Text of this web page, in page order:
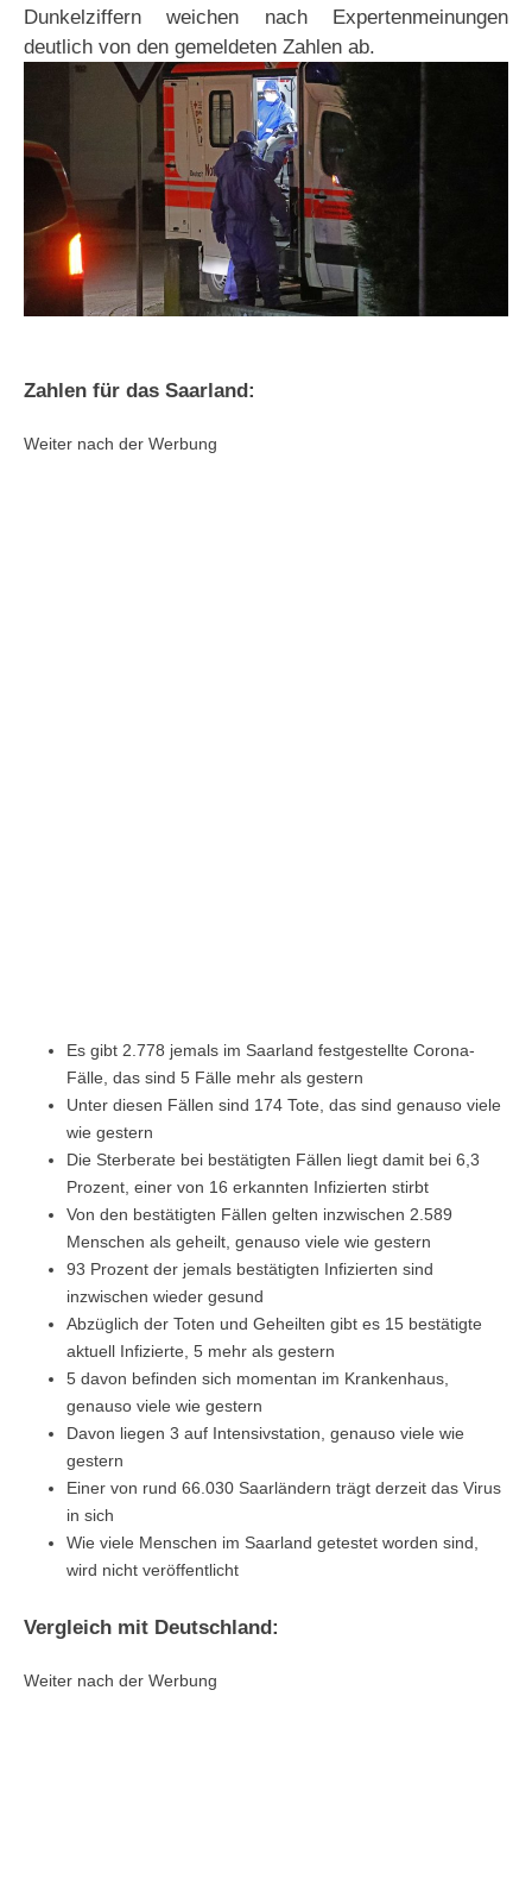
Dunkelziffern weichen nach Expertenmeinungen
deutlich von den gemeldeten Zahlen ab.
Zahlen für das Saarland:
Weiter nach der Werbung
Es gibt 2.778 jemals im Saarland festgestellte Corona-
Fälle, das sind 5 Fälle mehr als gestern
Unter diesen Fällen sind 174 Tote, das sind genauso viele
wie gestern
Die Sterberate bei bestätigten Fällen liegt damit bei 6,3
Prozent, einer von 16 erkannten Infizierten stirbt
Von den bestätigten Fällen gelten inzwischen 2.589
Menschen als geheilt, genauso viele wie gestern
93 Prozent der jemals bestätigten Infizierten sind
inzwischen wieder gesund
Abzüglich der Toten und Geheilten gibt es 15 bestätigte
aktuell Infizierte, 5 mehr als gestern
5 davon befinden sich momentan im Krankenhaus,
genauso viele wie gestern
Davon liegen 3 auf Intensivstation, genauso viele wie
gestern
Einer von rund 66.030 Saarländern trägt derzeit das Virus
in sich
Wie viele Menschen im Saarland getestet worden sind,
wird nicht veröffentlicht
Vergleich mit Deutschland:
Weiter nach der Werbung